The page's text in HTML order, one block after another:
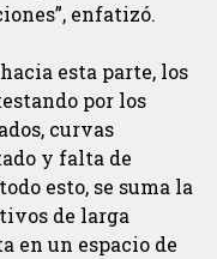
enfatizó.
esta parte, los
por los
curvas
y falta de
esto, se suma la
de larga
en un espacio de